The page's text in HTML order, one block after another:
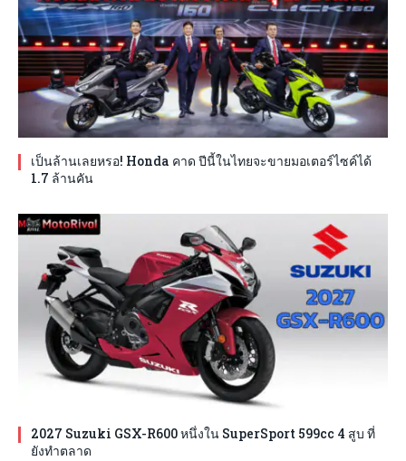
เป็นล้านเลยหรอ! Honda คาด ปีนี้ในไทยจะขายมอเตอร์ไซค์ได้
1.7 ล้านคัน
2027 Suzuki GSX-R600 หนึ่งใน SuperSport 599cc 4 สูบ ที่
ยังทำตลาด